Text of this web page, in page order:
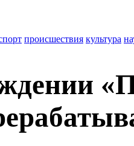
происшествия культура